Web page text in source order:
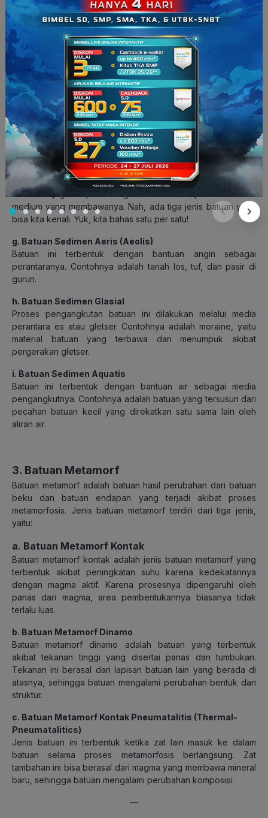
e. Batuan Sedimen Kimiawi
Proses terbentuknya batuan ini dipengaruhi oleh proses
kimiawi, seperti penguapan, pelarutan, dan dehidrasi. Salah
satu contoh batuan sedimen kimiawi yang terjadi secara
langsung adalah batuan sedimen kapur, termasuk stalaktit dan
stalagmit yang sering ditemukan di gua kapur.
f. Batuan Sedimen Organik
Jenis batuan ini terbentuk dengan bantuan organisme,
seperti sisa-sisa makhluk hidup yang tertimbun di dasar laut.
Contohnya adalah kerang dan terumbu karang.
Selain berdasarkan proses pembentukannya, batuan
sedimen juga dapat dibagi berdasarkan perantara atau
medium yang membawanya. Nah, ada tiga jenis batuan yang
bisa kita kenali. Yuk, kita bahas satu per satu!
g. Batuan Sedimen Aeris (Aeolis)
Batuan ini terbentuk dengan bantuan angin sebagai
perantaranya. Contohnya adalah tanah los, tuf, dan pasir di
gurun.
h. Batuan Sedimen Glasial
Proses pengangkutan batuan ini dilakukan melalui media
perantara es atau gletser. Contohnya adalah moraine, yaitu
material batuan yang terbawa dan menumpuk akibat
pergerakan gletser.
i. Batuan Sedimen Aquatis
Batuan ini terbentuk dengan bantuan air sebagai media
pengangkutnya. Contohnya adalah batuan yang tersusun dari
pecahan batuan kecil yang direkatkan satu sama lain oleh
aliran air.
3. Batuan Metamorf
Batuan metamorf adalah batuan hasil perubahan dari batuan
beku dan batuan endapan yang terjadi akibat proses
metamorfosis. Jenis batuan metamorf terdiri dari tiga jenis,
yaitu:
a. Batuan Metamorf Kontak
Batuan metamorf kontak adalah jenis batuan metamorf yang
terbentuk akibat peningkatan suhu karena kedekatannya
dengan magma aktif. Karena prosesnya dipengaruhi oleh
panas dari magma, area pembentukannya biasanya tidak
terlalu luas.
b. Batuan Metamorf Dinamo
Batuan metamorf dinamo adalah batuan yang terbentuk
akibat tekanan tinggi yang disertai panas dan tumbukan.
Tekanan ini berasal dari lapisan batuan lain yang berada di
atasnya, sehingga batuan mengalami perubahan bentuk dan
struktur.
c. Batuan Metamorf Kontak Pneumatalitis (Thermal-
Pneumatalitics)
Jenis batuan ini terbentuk ketika zat lain masuk ke dalam
batuan selama proses metamorfosis berlangsung. Zat
tambahan ini bisa berasal dari magma yang membawa mineral
baru, sehingga batuan mengalami perubahan komposisi.
—